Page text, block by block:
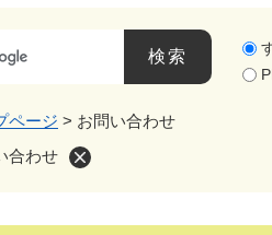
ページ > お問い合わせ
合わせ